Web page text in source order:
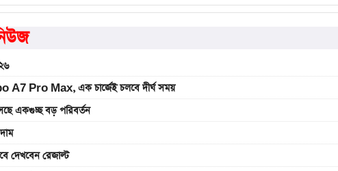
A7 Pro Max, এক চার্জেই চলবে দীর্ঘ সময়
একগুচ্ছ বড় পরিবর্তন
দেখবেন রেজাল্ট